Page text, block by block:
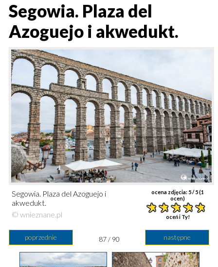
Segowia. Plaza del
Azoguejo i akwedukt.
ocena zdjęcia: 5/ 5 (1
ocen)
oceń i Ty!
Segowia. Plaza del Azoguejo i
akwedukt.
© wnieznane.pl
poprzednie następne
87 / 90